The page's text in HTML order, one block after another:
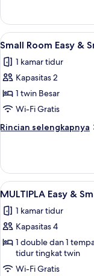
LOW
BUDGET
Doppia
Easy
&
Sleep
LOW
Lihat
semua
foto
untuk
Small
Room
Easy
&
Sleep
4
Small Room Easy &
1 kamar tidur
Kapasitas 2
1 twin Besar
Wi-Fi Gratis
Rincian selengkapnya
Rincian
Small
Room
Easy
Smart
Sleep
Lihat
semua
foto
untuk
MULTIPLA
Easy
&
6
MULTIPLA Easy &
1 kamar tidur
Kapasitas 4
1 double dan 1
tidur tingkat twin
Wi-Fi Gratis